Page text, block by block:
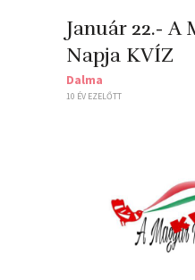
Január 22.- A
Napja KVÍZ
Dalma
10 ÉV EZELŐTT